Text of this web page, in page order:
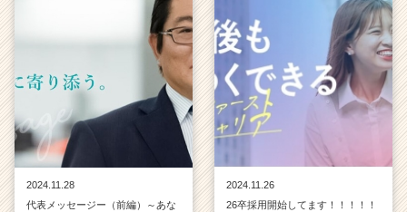
2024.11.28
代表メッセージー（前編）～あな
2024.11.26
26卒採用開始してます！！！！！